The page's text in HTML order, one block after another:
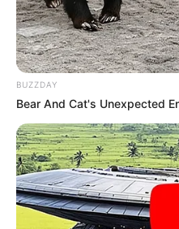
BUZZDAY
Bear And Cat's Unexpected